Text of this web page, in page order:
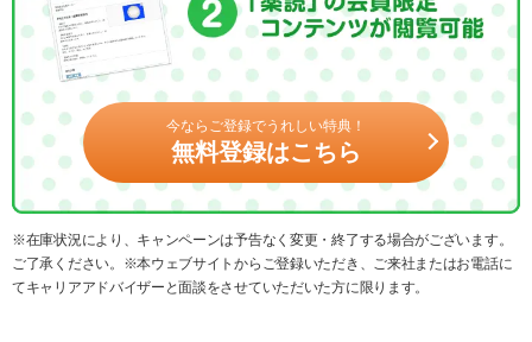
今ならご登録でうれしい特典！
無料登録はこちら
※在庫状況により、キャンペーンは予告なく変更・終了する場合がございます。
ご了承ください。※本ウェブサイトからご登録いただき、ご来社またはお電話に
てキャリアアドバイザーと面談をさせていただいた方に限ります。